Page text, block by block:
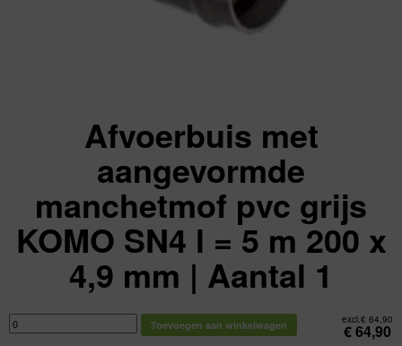
Afvoerbuis met
aangevormde
manchetmof pvc grijs
KOMO SN4 l = 5 m 200 x
4,9 mm | Aantal 1
excl.€ 64,90
€64,90
Afvoerbuis
met
aangevormde
Toevoegen aan winkelwagen